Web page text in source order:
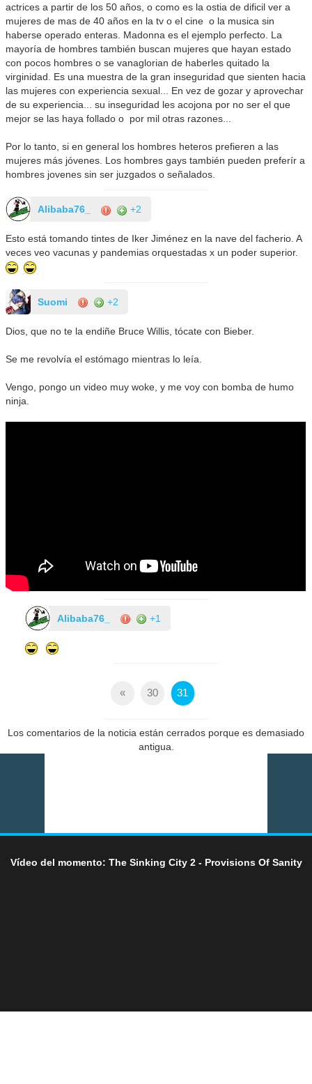
actrices a partir de los 50 años, o como es la ostia de dificil ver a
mujeres de mas de 40 años en la tv o el cine o la musica sin
haberse operado enteras. Madonna es el ejemplo perfecto. La
mayoría de hombres también buscan mujeres que hayan estado
con pocos hombres o se vanaglorian de haberles quitado la
virginidad. Es una muestra de la gran inseguridad que sienten hacia
las mujeres con experiencia sexual... En vez de gozar y aprovechar
de su experiencia... su inseguridad les acojona por no ser el que
mejor se las haya follado o por mil otras razones...
Por lo tanto, si en general los hombres heteros prefieren a las
mujeres más jóvenes. Los hombres gays también pueden preferír a
hombres jovenes sin ser juzgados o señalados.
Alibaba76_ +2
Esto está tomando tintes de Iker Jiménez en la nave del facherio. A
veces veo vacunas y pandemias orquestadas x un poder superior.
Suomi +2
Dios, que no te la endiñe Bruce Willis, tócate con Bieber.
Se me revolvía el estómago mientras lo leía.
Vengo, pongo un video muy woke, y me voy con bomba de humo
ninja.
Alibaba76_ +1
« 30 31
Los comentarios de la noticia están cerrados porque es demasiado
antigua.
Vídeo del momento: The Sinking City 2 - Provisions Of Sanity